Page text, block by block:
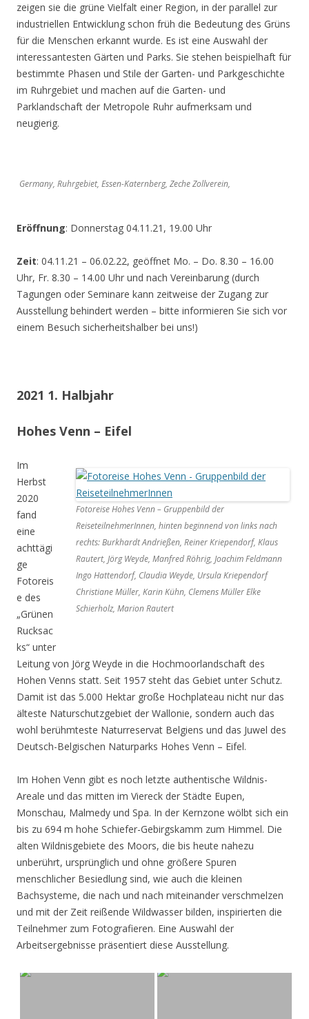
zeigen sie die grüne Vielfalt einer Region, in der parallel zur
industriellen Entwicklung schon früh die Bedeutung des Grüns
für die Menschen erkannt wurde. Es ist eine Auswahl der
interessantesten Gärten und Parks. Sie stehen beispielhaft für
bestimmte Phasen und Stile der Garten- und Parkgeschichte
im Ruhrgebiet und machen auf die Garten- und
Parklandschaft der Metropole Ruhr aufmerksam und
neugierig.
Germany, Ruhrgebiet, Essen-Katernberg, Zeche Zollverein,
Eröffnung: Donnerstag 04.11.21, 19.00 Uhr
Zeit: 04.11.21 – 06.02.22, geöffnet Mo. – Do. 8.30 – 16.00
Uhr, Fr. 8.30 – 14.00 Uhr und nach Vereinbarung (durch
Tagungen oder Seminare kann zeitweise der Zugang zur
Ausstellung behindert werden – bitte informieren Sie sich vor
einem Besuch sicherheitshalber bei uns!)
2021 1. Halbjahr
Hohes Venn – Eifel
Fotoreise Hohes Venn – Gruppenbild der
ReiseteilnehmerInnen, hinten beginnend von links nach
rechts: Burkhardt Andrießen, Reiner Kriependorf, Klaus
Rautert, Jörg Weyde, Manfred Röhrig, Joachim Feldmann
Ingo Hattendorf, Claudia Weyde, Ursula Kriependorf
Christiane Müller, Karin Kühn, Clemens Müller Elke
Schierholz, Marion Rautert
Im
Herbst
2020
fand
eine
achttägi
ge
Fotoreis
e des
„Grünen
Rucksac
ks“ unter
Leitung von Jörg Weyde in die Hochmoorlandschaft des
Hohen Venns statt. Seit 1957 steht das Gebiet unter Schutz.
Damit ist das 5.000 Hektar große Hochplateau nicht nur das
älteste Naturschutzgebiet der Wallonie, sondern auch das
wohl berühmteste Naturreservat Belgiens und das Juwel des
Deutsch-Belgischen Naturparks Hohes Venn – Eifel.
Im Hohen Venn gibt es noch letzte authentische Wildnis-
Areale und das mitten im Viereck der Städte Eupen,
Monschau, Malmedy und Spa. In der Kernzone wölbt sich ein
bis zu 694 m hohe Schiefer-Gebirgskamm zum Himmel. Die
alten Wildnisgebiete des Moors, die bis heute nahezu
unberührt, ursprünglich und ohne größere Spuren
menschlicher Besiedlung sind, wie auch die kleinen
Bachsysteme, die nach und nach miteinander verschmelzen
und mit der Zeit reißende Wildwasser bilden, inspirierten die
Teilnehmer zum Fotografieren. Eine Auswahl der
Arbeitsergebnisse präsentiert diese Ausstellung.